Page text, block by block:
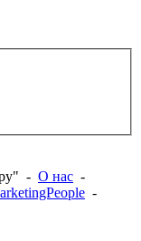
- О нас -
-